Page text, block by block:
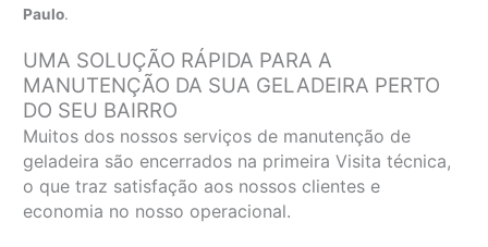
Paulo.
UMA SOLUÇÃO RÁPIDA PARA A
MANUTENÇÃO DA SUA GELADEIRA PERTO
DO SEU BAIRRO
Muitos dos nossos serviços de manutenção de
geladeira são encerrados na primeira Visita técnica,
o que traz satisfação aos nossos clientes e
economia no nosso operacional.